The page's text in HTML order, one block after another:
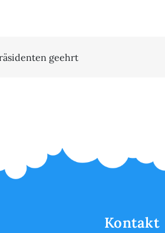
geehrt
Kontakt